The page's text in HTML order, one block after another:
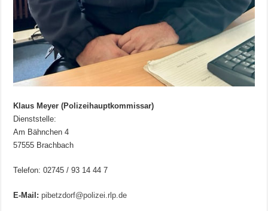
Klaus Meyer (Polizeihauptkommissar)
Dienststelle:
Am Bähnchen 4
57555 Brachbach
Telefon: 02745 / 93 14 44 7
E-Mail: pibetzdorf@polizei.rlp.de